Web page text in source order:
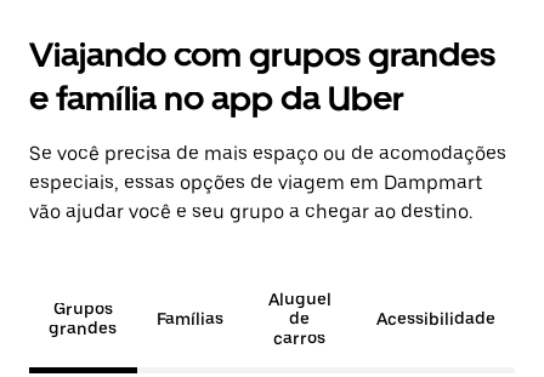
Viajando com grupos grandes
e família no app da Uber
Se você precisa de mais espaço ou de acomodações
especiais, essas opções de viagem em Dampmart
vão ajudar você e seu grupo a chegar ao destino.
Grupos
grandes
Famílias
Aluguel
de
carros
Acessibilidade